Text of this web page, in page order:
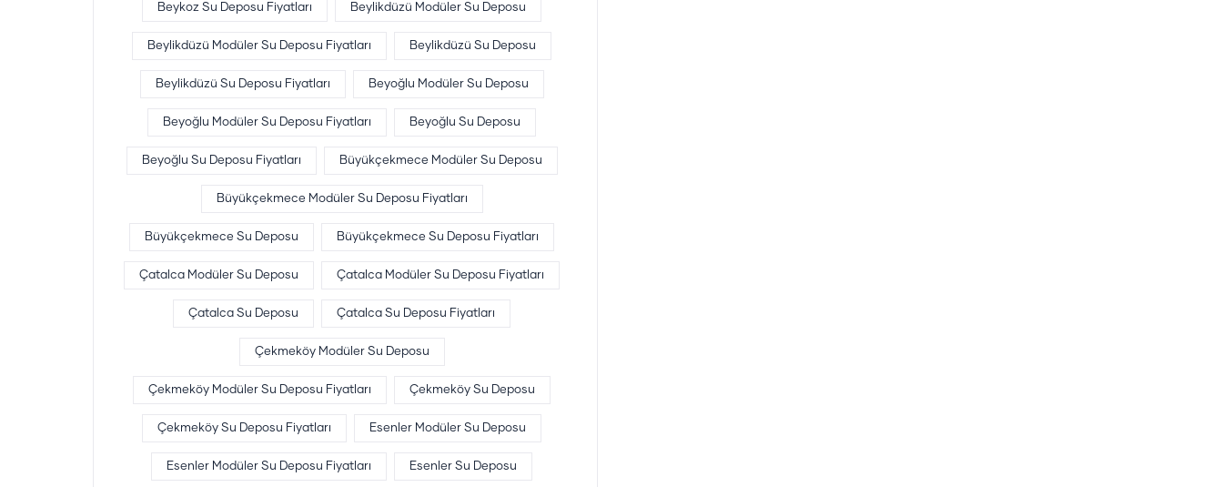
Beykoz Su Deposu Fiyatları Beylikdüzü Modüler Su Deposu
Beylikdüzü Modüler Su Deposu Fiyatları Beylikdüzü Su Deposu
Beylikdüzü Su Deposu Fiyatları Beyoğlu Modüler Su Deposu
Beyoğlu Modüler Su Deposu Fiyatları Beyoğlu Su Deposu
Beyoğlu Su Deposu Fiyatları Büyükçekmece Modüler Su Deposu
Büyükçekmece Modüler Su Deposu Fiyatları
Büyükçekmece Su Deposu Büyükçekmece Su Deposu Fiyatları
Çatalca Modüler Su Deposu Çatalca Modüler Su Deposu Fiyatları
Çatalca Su Deposu Çatalca Su Deposu Fiyatları
Çekmeköy Modüler Su Deposu
Çekmeköy Modüler Su Deposu Fiyatları Çekmeköy Su Deposu
Çekmeköy Su Deposu Fiyatları Esenler Modüler Su Deposu
Esenler Modüler Su Deposu Fiyatları Esenler Su Deposu